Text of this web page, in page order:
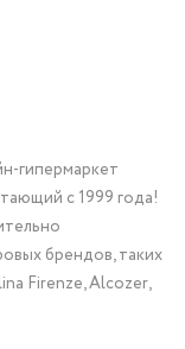
гипермаркет
с 1999 года!
брендов, таких
Firenze, Alcozer,